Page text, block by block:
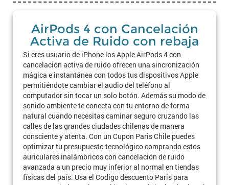
AirPods 4 con Cancelación
Activa de Ruido con rebaja
Si eres usuario de iPhone los Apple AirPods 4 con
cancelación activa de ruido ofrecen una sincronización
mágica e instantánea con todos tus dispositivos Apple
permitiéndote cambiar el audio del teléfono al
computador sin tocar un solo botón. Además su modo de
sonido ambiente te conecta con tu entorno de forma
natural cuando necesitas caminar seguro cruzando las
calles de las grandes ciudades chilenas de manera
consciente y atenta. Con un Cupon Paris Chile puedes
optimizar tu presupuesto tecnológico comprando estos
auriculares inalámbricos con cancelación de ruido
avanzada a un precio muy inferior al normal en tiendas
físicas del país. Usa el Codigo descuento Paris para